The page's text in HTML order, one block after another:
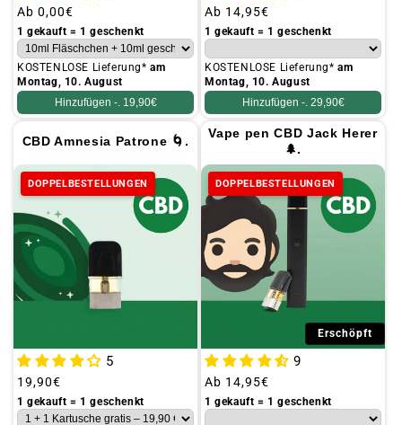
Üblicher
Preis
Ab 0,00€
1 gekauft = 1 geschenkt
KOSTENLOSE Lieferung*am
Montag, 10. August
Hinzufügen -. 19,90€
Üblicher
Preis
Ab 14,95€
1 gekauft = 1 geschenkt
KOSTENLOSE Lieferung*am
Montag, 10. August
Hinzufügen -. 29,90€
CBD Amnesia Patrone 🌀.
DOPPELBESTELLUNGEN
5
Üblicher
Preis
19,90€
1 gekauft = 1 geschenkt
Vape pen CBD Jack Herer
🌲.
DOPPELBESTELLUNGEN
Erschöpft
9
Üblicher
Preis
Ab 14,95€
1 gekauft = 1 geschenkt